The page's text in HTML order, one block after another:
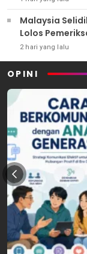
Malaysia
Lolos
2 hari yang lalu
OPINI